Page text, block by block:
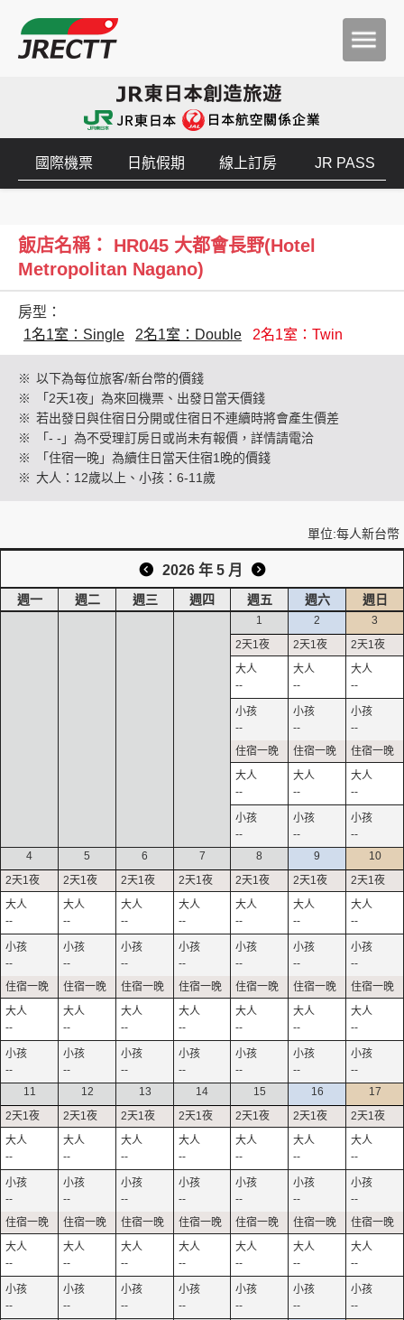
創造旅遊
國際機票 日航假期 線上訂房 JR PASS
飯店名稱： HR045 大都會長野(Hotel
Metropolitan Nagano)
房型：
1名1室：Single
2名1室：Double 2名1室：Twin
※ 以下為每位旅客/新台幣的價錢
※
「2天1夜」為來回機票、出發日當天價錢
※ 若出發日與住宿日分開或住宿日不連續時將會產生價差
※
「- -」為不受理訂房日或尚未有報價，詳情請電洽
※
「住宿一晚」為續住日當天住宿1晚的價錢
※ 大人：12歲以上、小孩：6-11歲
單位:每人新台幣
2026 年 5 月
週一 週二 週三 週四 週五 週六 週日
1
--
--
--
--
2
--
--
--
--
3
--
--
--
--
4
--
--
--
--
5
--
--
--
--
6
--
--
--
--
7
--
--
--
--
8
--
--
--
--
9
--
--
--
--
10
--
--
--
--
11
--
--
--
--
12
--
--
--
--
13
--
--
--
--
14
--
--
--
--
15
--
--
--
--
16
--
--
--
--
17
--
--
--
--